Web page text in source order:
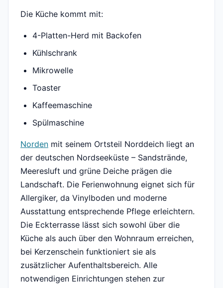
Die Küche kommt mit:
4-Platten-Herd mit Backofen
Kühlschrank
Mikrowelle
Toaster
Kaffeemaschine
Spülmaschine
Norden mit seinem Ortsteil Norddeich liegt an
der deutschen Nordseeküste – Sandstrände,
Meeresluft und grüne Deiche prägen die
Landschaft. Die Ferienwohnung eignet sich für
Allergiker, da Vinylboden und moderne
Ausstattung entsprechende Pflege erleichtern.
Die Eckterrasse lässt sich sowohl über die
Küche als auch über den Wohnraum erreichen,
bei Kerzenschein funktioniert sie als
zusätzlicher Aufenthaltsbereich. Alle
notwendigen Einrichtungen stehen zur